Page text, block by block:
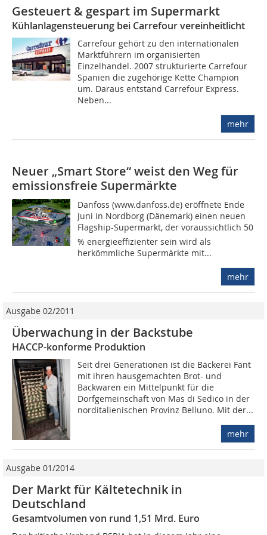
Gesteuert & gespart im Supermarkt
Kühlanlagensteuerung bei Carrefour vereinheitlicht
Carrefour gehört zu den internationalen
Marktführern im organisierten
Einzelhandel. 2007 strukturierte Carrefour
Spanien die zugehörige Kette Champion
um. Daraus entstand Carrefour Express.
Neben...
mehr
Neuer „Smart Store“ weist den Weg für
emissionsfreie Supermärkte
Danfoss (www.danfoss.de) eröffnete Ende
Juni in Nordborg (Dänemark) einen neuen
Flagship-Supermarkt, der voraussichtlich 50
% energieeffizienter sein wird als
herkömmliche Supermärkte mit...
mehr
Ausgabe 02/2011
Überwachung in der Backstube
HACCP-konforme Produktion
Seit drei Generationen ist die Bäckerei Fant
mit ihren hausgemachten Brot- und
Backwaren ein Mittelpunkt für die
Dorfgemeinschaft von Mas di Sedico in der
norditalienischen Provinz Belluno. Mit der...
mehr
Ausgabe 01/2014
Der Markt für Kältetechnik in
Deutschland
Gesamtvolumen von rund 1,51 Mrd. Euro